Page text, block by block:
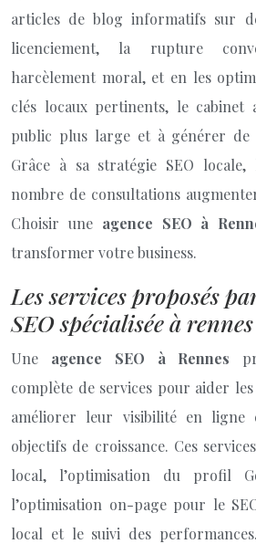
articles de blog informatifs sur
licenciement, la rupture
harcèlement moral, et en les
clés locaux pertinents, le
public plus large et à générer de
Grâce à sa stratégie SEO
nombre de consultations
Choisir une agence SEO à
transformer votre business.
Les services proposés
SEO spécialisée à rennes
Une agence SEO à Rennes
complète de services pour aider
améliorer leur visibilité en ligne
objectifs de croissance. Ces
local, l’optimisation du profil
l’optimisation on-page pour le
local et le suivi des